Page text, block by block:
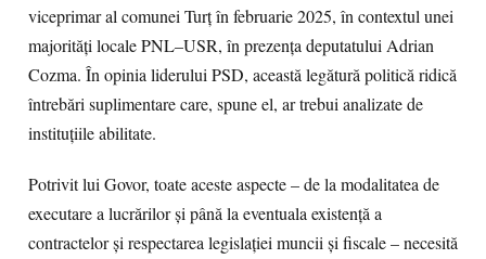
viceprimar al comunei Turț în februarie 2025, în contextul unei
majorități locale PNL–USR, în prezența deputatului Adrian
Cozma. În opinia liderului PSD, această legătură politică ridică
întrebări suplimentare care, spune el, ar trebui analizate de
instituțiile abilitate.
Potrivit lui Govor, toate aceste aspecte – de la modalitatea de
executare a lucrărilor și până la eventuala existență a
contractelor și respectarea legislației muncii și fiscale – necesită